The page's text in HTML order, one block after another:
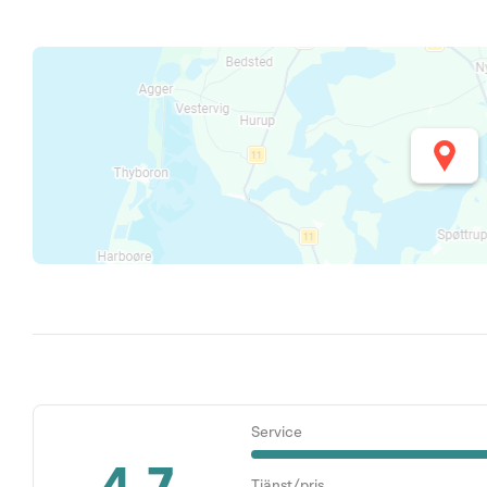
Service